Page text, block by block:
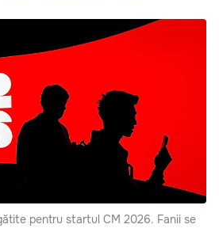
pentru startul CM 2026. Fanii se